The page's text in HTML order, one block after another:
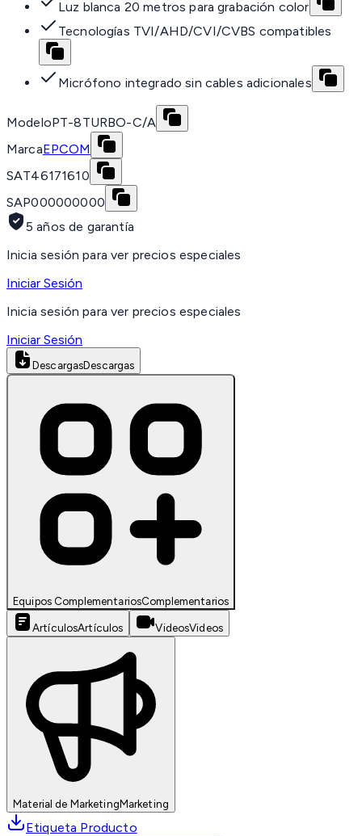
Luz blanca 20 metros para grabación color
Tecnologías TVI/AHD/CVI/CVBS compatibles
Micrófono integrado sin cables adicionales
ModeloPT-8TURBO-C/A
MarcaEPCOM
SAT46171610
SAP000000000
5 años de garantía
Inicia sesión para ver precios especiales
Iniciar Sesión
Inicia sesión para ver precios especiales
Iniciar Sesión
DescargasDescargas
Equipos ComplementariosComplementarios
ArtículosArtículos VideosVideos
Material de MarketingMarketing
Etiqueta Producto